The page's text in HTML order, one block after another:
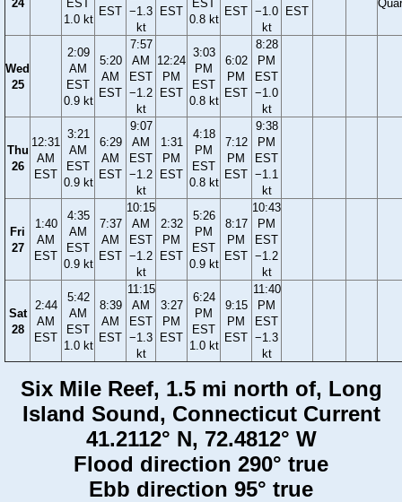
24
EST
1.0 kt
EST −1.3
kt
EST
EST
0.8 kt
EST −1.0
kt
EST
Wed
25
2:09
AM
EST
0.9 kt
5:20
AM
EST
7:57
AM
EST
−1.2
kt
12:24
PM
EST
3:03
PM
EST
0.8 kt
6:02
PM
EST
8:28
PM
EST
−1.0
kt
Thu
26
12:31
AM
EST
3:21
AM
EST
0.9 kt
6:29
AM
EST
9:07
AM
EST
−1.2
kt
1:31
PM
EST
4:18
PM
EST
0.8 kt
7:12
PM
EST
9:38
PM
EST
−1.1
kt
Fri
27
1:40
AM
EST
4:35
AM
EST
0.9 kt
7:37
AM
EST
10:15
AM
EST
−1.2
kt
2:32
PM
EST
5:26
PM
EST
0.9 kt
8:17
PM
EST
10:43
PM
EST
−1.2
kt
Sat
28
2:44
AM
EST
5:42
AM
EST
1.0 kt
8:39
AM
EST
11:15
AM
EST
−1.3
kt
3:27
PM
EST
6:24
PM
EST
1.0 kt
9:15
PM
EST
11:40
PM
EST
−1.3
kt
Six Mile Reef, 1.5 mi north of, Long
Island Sound, Connecticut Current
41.2112° N, 72.4812° W
Flood direction 290° true
Ebb direction 95° true